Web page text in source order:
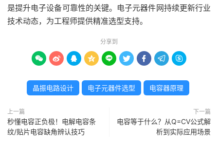
是提升电子设备可靠性的关键。电子元器件网持续更新行业
技术动态，为工程师提供精准选型支持。
分享到
        
晶振电路设计 电子元器件选型 电容器原理
上一篇
秒懂电容正负极！电解电容条
纹/贴片电容缺角辨认技巧
下一篇
电容等于什么？从Q=CV公式解
析到实际应用场景